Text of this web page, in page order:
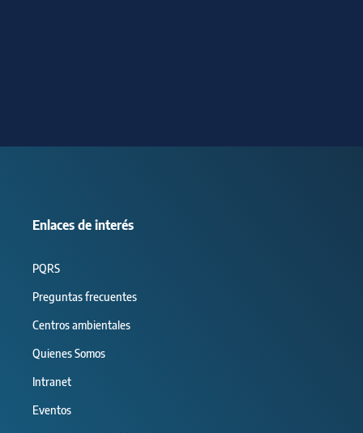
Enlaces de interés
PQRS
Preguntas frecuentes
Centros ambientales
Quienes Somos
Intranet
Eventos